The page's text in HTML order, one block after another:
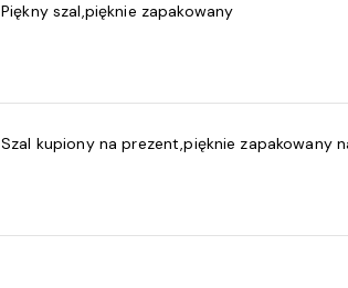
Piękny szal,pięknie zapakowany
Szal kupiony na prezent,pięknie zapakowany